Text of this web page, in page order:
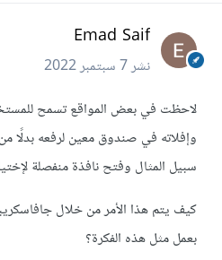
Emad Saif
نشر7 سبتمبر 2022
لاحظت في بعض المواقع تسمح
سبيل المثال وفتح نافذة منفصلة
كيف يتم هذا الأمر من خلال
بعمل مثل هذه الفكرة؟